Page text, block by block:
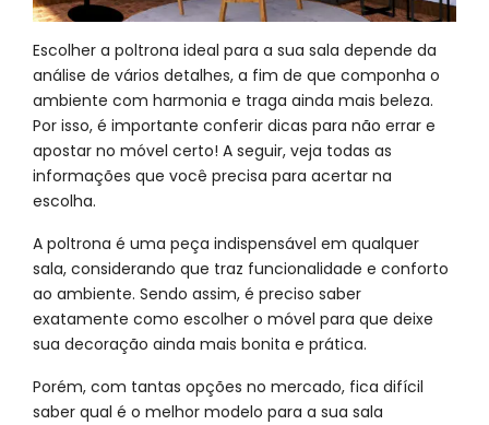
Escolher a poltrona ideal para a sua sala depende da
análise de vários detalhes, a fim de que componha o
ambiente com harmonia e traga ainda mais beleza.
Por isso, é importante conferir dicas para não errar e
apostar no móvel certo! A seguir, veja todas as
informações que você precisa para acertar na
escolha.
A poltrona é uma peça indispensável em qualquer
sala, considerando que traz funcionalidade e conforto
ao ambiente. Sendo assim, é preciso saber
exatamente como escolher o móvel para que deixe
sua decoração ainda mais bonita e prática.
Porém, com tantas opções no mercado, fica difícil
saber qual é o melhor modelo para a sua sala